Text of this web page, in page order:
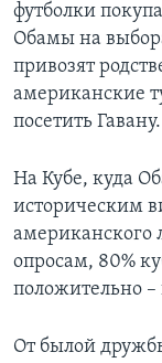
футболки
Обамы на
привозят
американские
посетить Гавану.
На Кубе, куда
историческим
опросам, 80%
положительно
От былой